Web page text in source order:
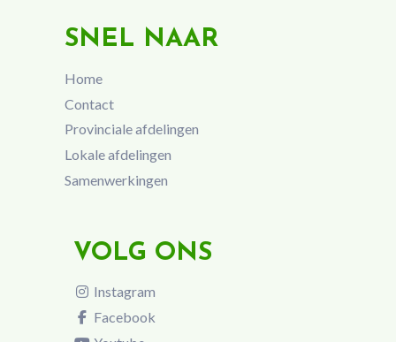
SNEL NAAR
Home
Contact
Provinciale afdelingen
Lokale afdelingen
Samenwerkingen
VOLG ONS
Instagram
Facebook